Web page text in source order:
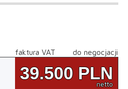
faktura VAT do negocjacji
39.500 PLN
netto